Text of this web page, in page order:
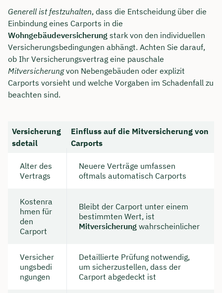
Generell ist festzuhalten, dass die Entscheidung über die
Einbindung eines Carports in die
Wohngebäudeversicherung stark von den individuellen
Versicherungsbedingungen abhängt. Achten Sie darauf,
ob Ihr Versicherungsvertrag eine pauschale
Mitversicherungvon Nebengebäuden oder explizit
Carports vorsieht und welche Vorgaben im Schadenfall zu
beachten sind.
Versicherung
sdetail
Einfluss auf die Mitversicherung von
Carports
Alter des
Vertrags
Neuere Verträge umfassen
oftmals automatisch Carports
Kostenra
hmen für
den
Carport
Bleibt der Carport unter einem
bestimmten Wert, ist
Mitversicherung wahrscheinlicher
Versicher
ungsbedi
ngungen
Detaillierte Prüfung notwendig,
um sicherzustellen, dass der
Carport abgedeckt ist